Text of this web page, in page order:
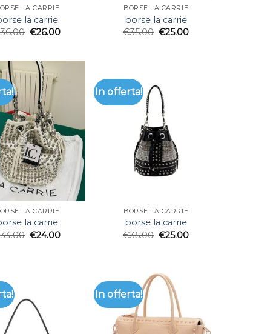
LA CARRIE
la carrie
36.00 €26.00
BORSE LA CARRIE
borse la carrie
€35.00 €25.00
LA CARRIE
la carrie
34.00 €24.00
In offerta!
BORSE LA CARRIE
borse la carrie
€35.00 €25.00
In offerta!